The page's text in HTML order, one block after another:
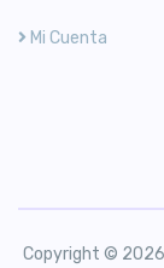
Mi Cuenta
Copyright © 2026